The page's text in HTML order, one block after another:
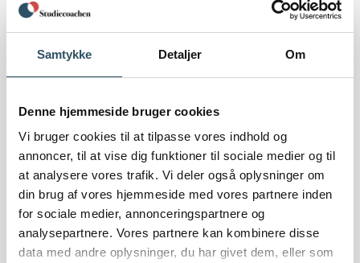
Samtykke Detaljer Om
Denne hjemmeside bruger cookies
Vi bruger cookies til at tilpasse vores indhold og
annoncer, til at vise dig funktioner til sociale medier og til
at analysere vores trafik. Vi deler også oplysninger om
din brug af vores hjemmeside med vores partnere inden
for sociale medier, annonceringspartnere og
analysepartnere. Vores partnere kan kombinere disse
data med andre oplysninger, du har givet dem, eller som
Mange skriveblokader udspringer af et præstationspres, eller
kommer fra tidligere negative erfaringer. Det skaber en
komme i gang. Andre skriveblokader kommer af manglende